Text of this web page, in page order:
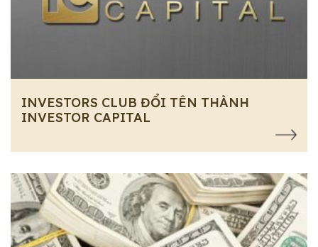
INVESTORS CLUB ĐỔI TÊN THÀNH
INVESTOR CAPITAL